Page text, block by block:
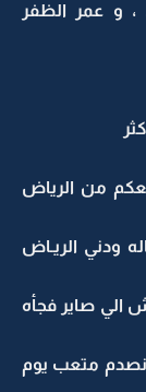
، و عمر الظفر
من الرياض
ودني الريـاض
الي صاير فجأه
انصدم متعب يوم